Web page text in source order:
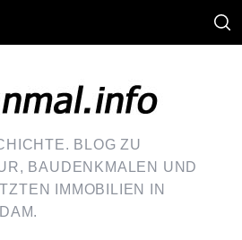
BLOG ZU
BAUDENKMALEN UND
IMMOBILIEN IN